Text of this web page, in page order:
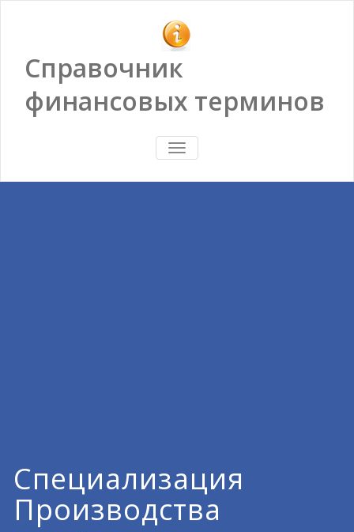
Справочник
финансовых терминов
ПОКАЗАТЬ/
СКРЫТЬ
Специализация
Производства